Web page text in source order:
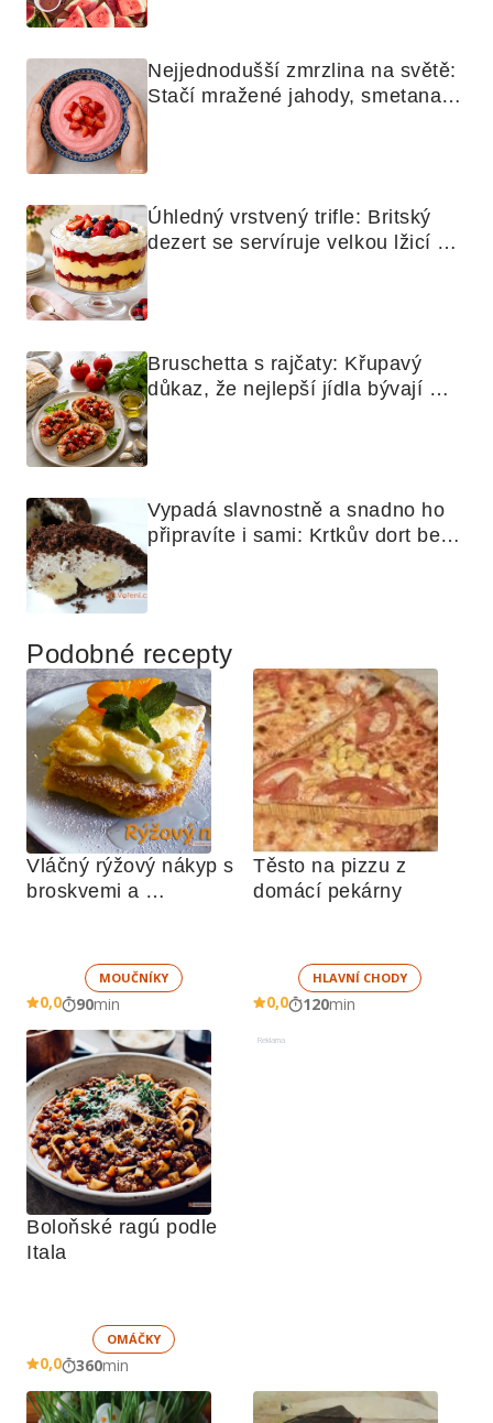
Nejjednodušší zmrzlina na světě:
Stačí mražené jahody, smetana a
Úhledný vrstvený trifle: Britský
dezert se servíruje velkou lžicí
Bruschetta s rajčaty: Křupavý
důkaz, že nejlepší jídla bývají
Vypadá slavnostně a snadno ho
připravíte i sami: Krtkův dort bez
Podobné recepty
Vláčný rýžový nákyp s
broskvemi a
MOUČNÍKY
0,0 90min
Těsto na pizzu z
domácí pekárny
HLAVNÍ CHODY
0,0 120min
Boloňské ragú podle
Itala
OMÁČKY
0,0 360min
Reklama